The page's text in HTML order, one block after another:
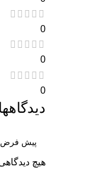
0
0
0
دیدگاهها
هیچ